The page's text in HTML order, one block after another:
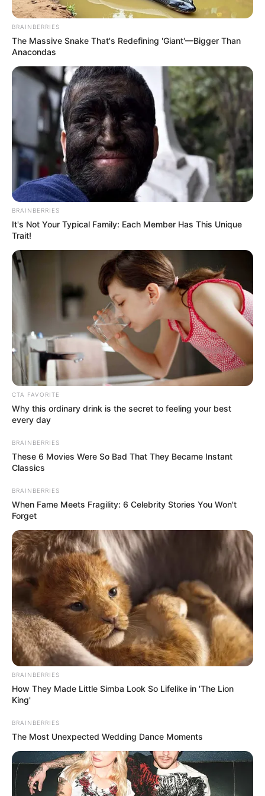
in
Friss hírek
Meghalt a 17 éves Louis, akit egy
fiatalokból álló csoport vert
holtra Franciaországban
by Szerző • June 28, 2026
BRAINBERRIES
The Massive Snake That's Redefining 'Giant'—Bigger Than
Anacondas
BRAINBERRIES
It's Not Your Typical Family: Each Member Has This Unique
Trait!
CTA FAVORITE
Why this ordinary drink is the secret to feeling your best
every day
BRAINBERRIES
These 6 Movies Were So Bad That They Became Instant
Classics
BRAINBERRIES
When Fame Meets Fragility: 6 Celebrity Stories You Won't
Forget
BRAINBERRIES
How They Made Little Simba Look So Lifelike in 'The Lion
King'
BRAINBERRIES
The Most Unexpected Wedding Dance Moments